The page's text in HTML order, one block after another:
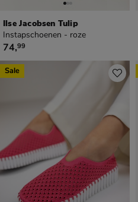
Ilse Jacobsen Tulip
Instapschoenen - roze
€ 74,99
74,99
Sale